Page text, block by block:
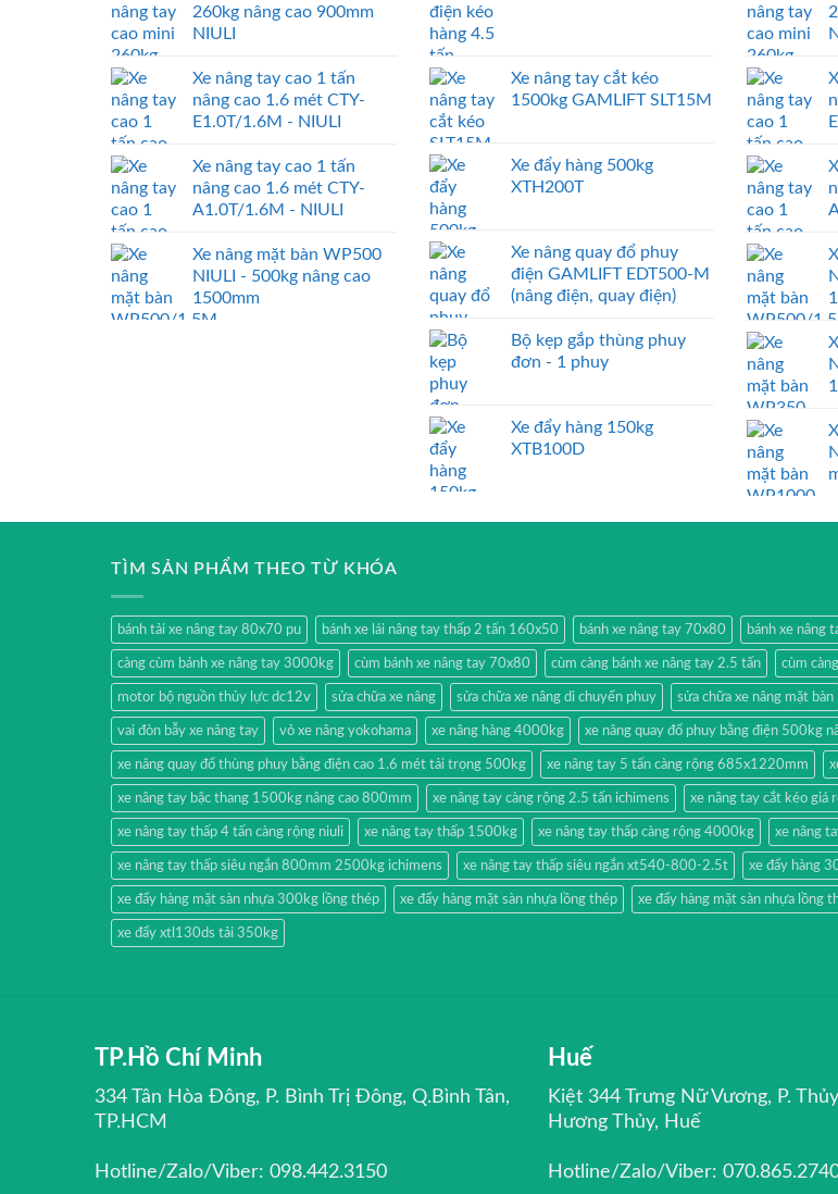
260kg nâng cao 900mm
NIULI
Xe nâng tay cao 1 tấn
nâng cao 1.6 mét CTY-
E1.0T/1.6M - NIULI
Xe nâng tay cao 1 tấn
nâng cao 1.6 mét CTY-
A1.0T/1.6M - NIULI
Xe nâng mặt bàn WP500
NIULI - 500kg nâng cao
1500mm
Xe nâng tay cắt kéo
1500kg GAMLIFT SLT15M
Xe đẩy hàng 500kg
XTH200T
Xe nâng quay đổ phuy
điện GAMLIFT EDT500-M
(nâng điện, quay điện)
Bộ kẹp gắp thùng phuy
đơn - 1 phuy
Xe đẩy hàng 150kg
XTB100D
TÌM SẢN PHẨM THEO TỪ KHÓA
bánh tải xe nâng tay 80x70 pu bánh xe lái nâng tay thấp 2 tấn 160x50 bánh xe nâng tay 70x80 bánh xe nâng
càng cùm bánh xe nâng tay 3000kg cùm bánh xe nâng tay 70x80 cùm càng bánh xe nâng tay 2.5 tấn cùm
motor bộ nguồn thủy lực dc12v sửa chữa xe nâng sửa chữa xe nâng di chuyển phuy sửa chữa xe nâng mặt bàn
vai đòn bẫy xe nâng tay vỏ xe nâng yokohama xe nâng hàng 4000kg xe nâng quay đổ phuy bằng điện 500kg
xe nâng quay đổ thùng phuy bằng điện cao 1.6 mét tải trọng 500kg xe nâng tay 5 tấn càng rộng 685x1220mm
xe nâng tay bậc thang 1500kg nâng cao 800mm xe nâng tay càng rộng 2.5 tấn ichimens xe nâng tay cắt kéo giá
xe nâng tay thấp 4 tấn càng rộng niuli xe nâng tay thấp 1500kg xe nâng tay thấp càng rộng 4000kg xe nâng
xe nâng tay thấp siêu ngắn 800mm 2500kg ichimens xe nâng tay thấp siêu ngắn xt540-800-2.5t xe đẩy hàng
xe đẩy hàng mặt sàn nhựa 300kg lồng thép xe đẩy hàng mặt sàn nhựa lồng thép xe đẩy hàng mặt sàn nhựa lồng
xe đẩy xtl130ds tải 350kg
TP.Hồ Chí Minh
334 Tân Hòa Đông, P. Bình Trị Đông, Q.Bình Tân,
TP.HCM
Hotline/Zalo/Viber: 098.442.3150
Huế
Kiệt 344 Trưng Nữ Vương, P.
Hương Thủy, Huế
Hotline/Zalo/Viber: